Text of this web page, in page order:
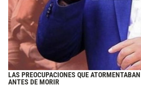
LAS PREOCUPACIONES QUE
ANTES DE MORIR